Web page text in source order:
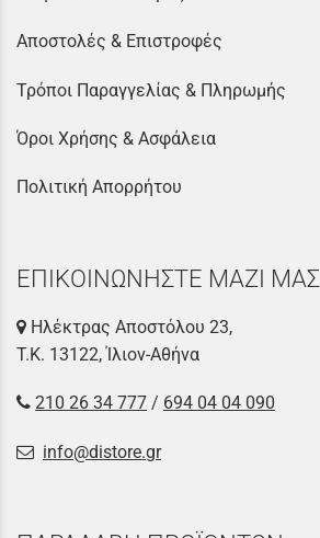
Αποστολές & Επιστροφές
Τρόποι Παραγγελίας & Πληρωμής
Όροι Χρήσης & Ασφάλεια
Πολιτική Απορρήτου
ΕΠΙΚΟΙΝΩΝΗΣΤΕ ΜΑΖΙ ΜΑΣ
Ηλέκτρας Αποστόλου 23,
Τ.Κ. 13122, Ίλιον-Αθήνα
210 26 34 777 / 694 04 04 090
info@distore.gr